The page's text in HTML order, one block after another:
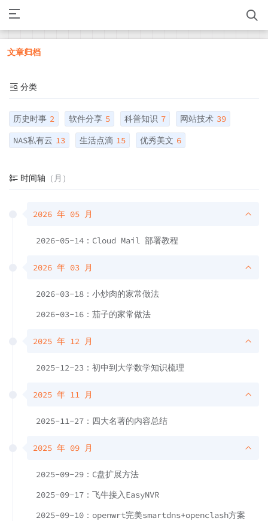
文章归档
分类
历史时事 2 软件分享 5 科普知识 7 网站技术 39
NAS私有云 13 生活点滴 15 优秀美文 6
时间轴 （月）
2026 年 05 月
2026-05-14：Cloud Mail 部署教程
2026 年 03 月
2026-03-18：小炒肉的家常做法
2026-03-16：茄子的家常做法
2025 年 12 月
2025-12-23：初中到大学数学知识梳理
2025 年 11 月
2025-11-27：四大名著的内容总结
2025 年 09 月
2025-09-29：C盘扩展方法
2025-09-17：飞牛接入EasyNVR
2025-09-10：openwrt完美smartdns+openclash方案